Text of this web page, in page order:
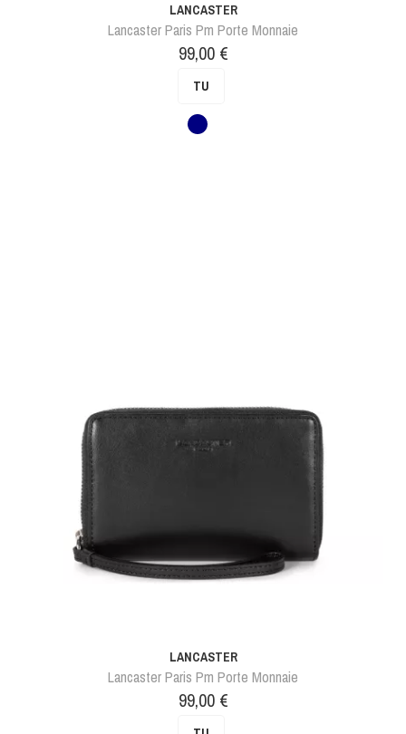
LANCASTER
Lancaster Paris Pm Porte Monnaie
Prix
99,00 €
TU
Bleu
LANCASTER
Lancaster Paris Pm Porte Monnaie
Prix
99,00 €